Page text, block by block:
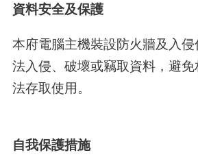
資料安全及保護
本府電腦主機裝設防火牆及入
法入侵、破壞或竊取資料，避
法存取使用。
自我保護措施